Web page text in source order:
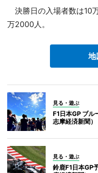
決勝日の入場者数は10
万2000人。
地
見る・遊ぶ
F1日本GP ブル
志摩経済新聞）
見る・遊ぶ
鈴鹿F1日本GP